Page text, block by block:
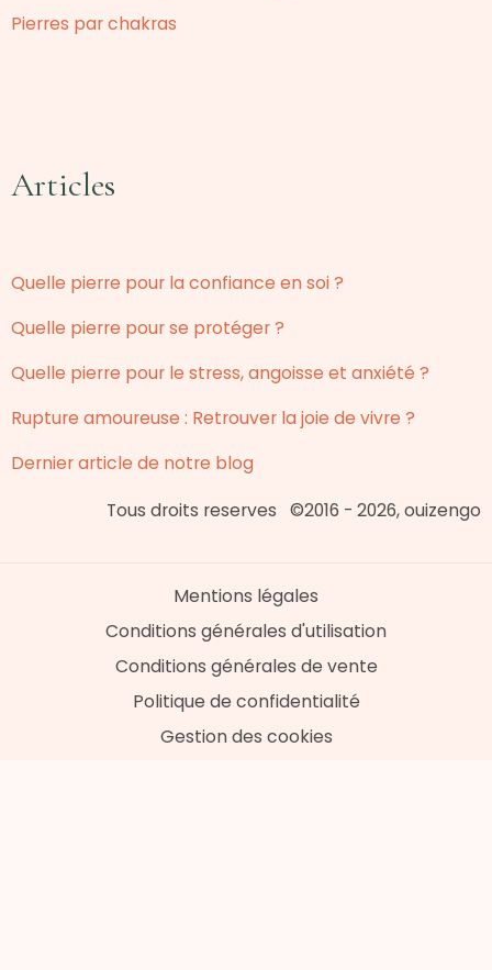
Pierres par chakras
Articles
Quelle pierre pour la confiance en soi ?
Quelle pierre pour se protéger ?
Quelle pierre pour le stress, angoisse et anxiété ?
Rupture amoureuse : Retrouver la joie de vivre ?
Dernier article de notre blog
Tous droits reserves ©2016 - 2026, ouizengo
Mentions légales
Conditions générales d'utilisation
Conditions générales de vente
Politique de confidentialité
Gestion des cookies